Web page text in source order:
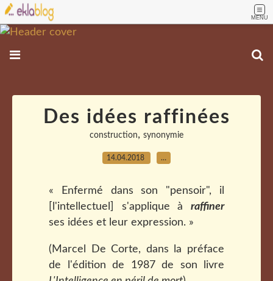
MENU
Des idées raffinées
construction, synonymie
14.04.2018 …
« Enfermé dans son "pensoir", il
[l'intellectuel] s'applique à raffiner
ses idées et leur expression. »
(Marcel De Corte, dans la préface
de l'édition de 1987 de son livre